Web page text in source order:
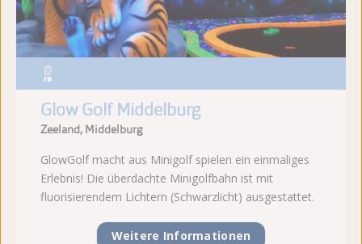
Glow Golf Middelburg
Zeeland, Middelburg
GlowGolf macht aus Minigolf spielen ein einmaliges
Erlebnis! Die überdachte Minigolfbahn ist mit
fluorisierendem Lichtern (Schwarzlicht) ausgestattet.
Weitere Informationen